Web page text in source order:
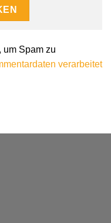
um Spam zu
verarbeitet